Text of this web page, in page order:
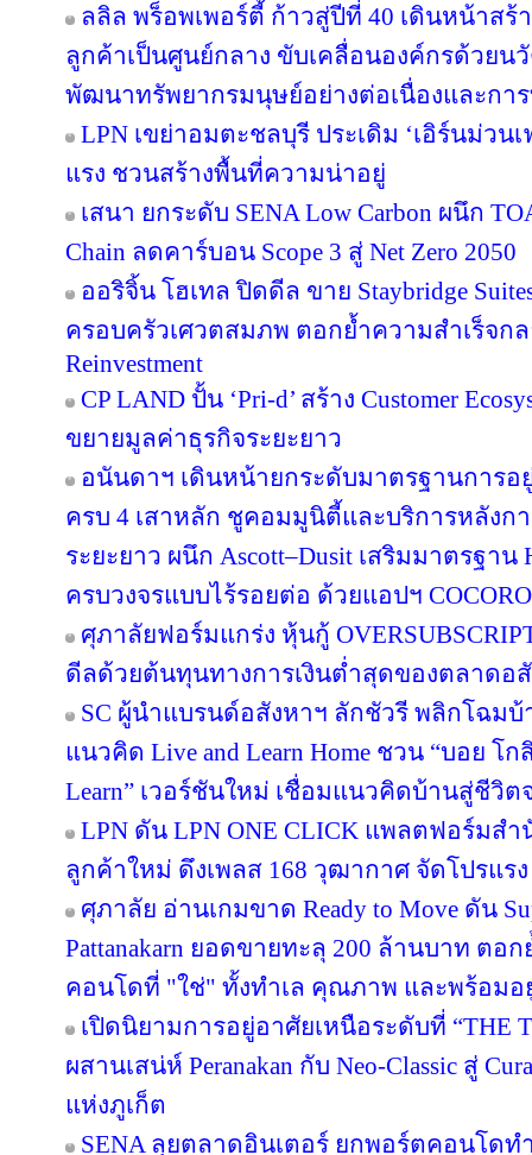
ลลิล พร็อพเพอร์ตี้ ก้าวสู่ปีที่ 40 เดินหน้าสร้
ลูกค้าเป็นศูนย์กลาง ขับเคลื่อนองค์กรด้วยน
พัฒนาทรัพยากรมนุษย์อย่างต่อเนื่องและกา
LPN เขย่าอมตะชลบุรี ประเดิม ‘เอิร์นม่วนเ
แรง ชวนสร้างพื้นที่ความน่าอยู่
เสนา ยกระดับ SENA Low Carbon ผนึก
Chain ลดคาร์บอน Scope 3 สู่ Net Zero 2050
ออริจิ้น โฮเทล ปิดดีล ขาย Staybridge
ครอบครัวเศวตสมภพ ตอกย้ำความสำเร็จกล
Reinvestment
CP LAND ปั้น ‘Pri-d’ สร้าง Customer
ขยายมูลค่าธุรกิจระยะยาว
อนันดาฯ เดินหน้ายกระดับมาตรฐานการอยู่
ครบ 4 เสาหลัก ชูคอมมูนิตี้และบริการหลังกา
ระยะยาว ผนึก Ascott–Dusit เสริมมาตรฐา
ครบวงจรแบบไร้รอยต่อ ด้วยแอปฯ COCORO
ศุภาลัยฟอร์มแกร่ง หุ้นกู้
ดีลด้วยต้นทุนทางการเงินต่ำสุดของตลาดอ
SC ผู้นำแบรนด์อสังหาฯ ลักชัวรี พลิกโฉมบ้
แนวคิด Live and Learn Home ชวน “บอย โ
Learn” เวอร์ชันใหม่ เชื่อมแนวคิดบ้านสู่ชีวิต
LPN ดัน LPN ONE CLICK แพลตฟอร์มส
ลูกค้าใหม่ ดึงเพลส 168 วุฒากาศ จัดโปรแร
ศุภาลัย อ่านเกมขาด Ready to Move ดัน
Pattanakarn ยอดขายทะลุ 200 ล้านบาท ต
คอนโดที่ "ใช่" ทั้งทำเล คุณภาพ และพร้อมอ
เปิดนิยามการอยู่อาศัยเหนือระดับที่ “THE
ผสานเสน่ห์ Peranakan กับ Neo-Classic สู่
แห่งภูเก็ต
SENA ลุยตลาดอินเตอร์ ยกพอร์ตคอนโดท